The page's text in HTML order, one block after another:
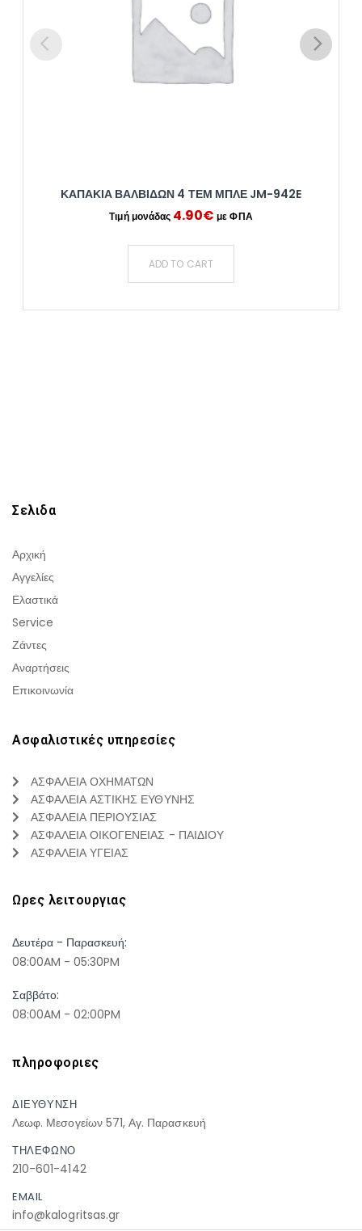
ΚΑΠΑΚΙΑ ΒΑΛΒΙΔΩΝ 4 ΤΕΜ ΜΠΛΕ JM-942E
4.90€
ADD TO CART
Σελιδα
Αρχική
Αγγελίες
Ελαστικά
Service
Ζάντες
Αναρτήσεις
Επικοινωνία
Ασφαλιστικές υπηρεσίες
ΑΣΦΑΛΕΙΑ ΟΧΗΜΑΤΩΝ
ΑΣΦΑΛΕΙΑ ΑΣΤΙΚΗΣ ΕΥΘΥΝΗΣ
ΑΣΦΑΛΕΙΑ ΠΕΡΙΟΥΣΙΑΣ
ΑΣΦΑΛΕΙΑ ΟΙΚΟΓΕΝΕΙΑΣ - ΠΑΙΔΙΟΥ
ΑΣΦΑΛΕΙΑ ΥΓΕΙΑΣ
Ωρες λειτουργιας
Δευτέρα - Παρασκευή:
08:00AM - 05:30PM
Σαββάτο:
08:00AM - 02:00PM
πληροφοριες
ΔΙΕΥΘΥΝΣΗ
Λεωφ. Μεσογείων 571, Αγ. Παρασκευή
ΤΗΛΕΦΩΝΟ
210-601-4142
EMAIL
info@kalogritsas.gr